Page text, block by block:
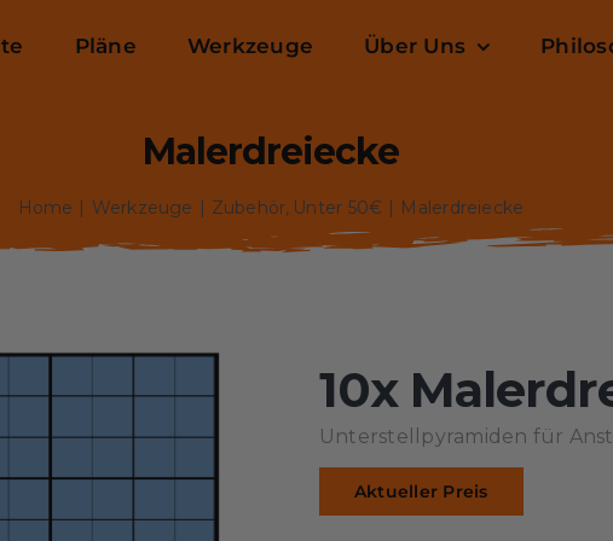
Pläne Werkzeuge Über Uns
Malerdreiecke
Home Werkzeuge Zubehör Unter 50€ Malerdreiecke
10x
Unterstellpyramiden für
Aktueller Preis